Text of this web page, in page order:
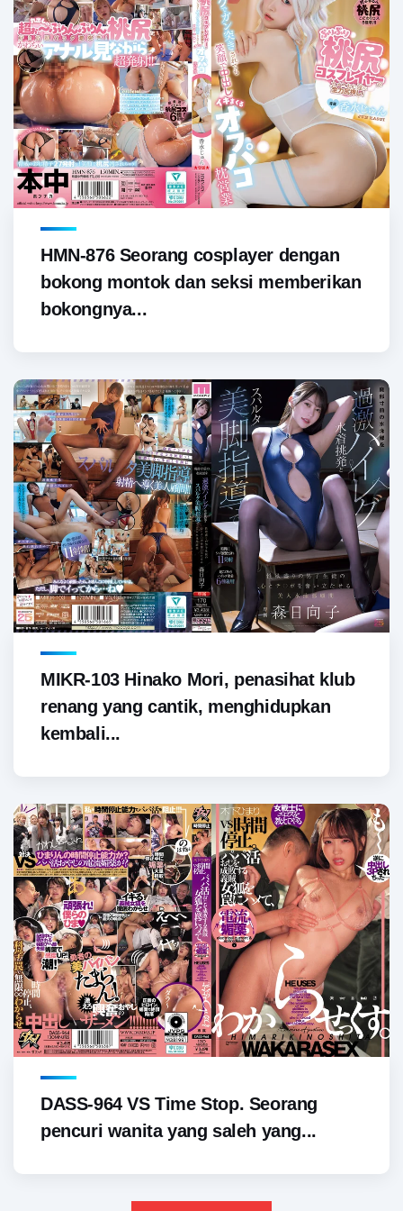
HMN-876 Seorang cosplayer dengan
bokong montok dan seksi memberikan
bokongnya...
MIKR-103 Hinako Mori, penasihat klub
renang yang cantik, menghidupkan
kembali...
DASS-964 VS Time Stop. Seorang
pencuri wanita yang saleh yang...